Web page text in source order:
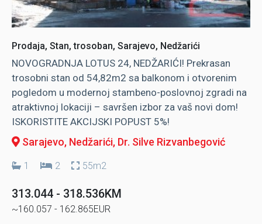
Prodaja, Stan, trosoban, Sarajevo, Nedžarići
NOVOGRADNJA LOTUS 24, NEDŽARIĆI! Prekrasan
trosobni stan od 54,82m2 sa balkonom i otvorenim
pogledom u modernoj stambeno-poslovnoj zgradi na
atraktivnoj lokaciji – savršen izbor za vaš novi dom!
ISKORISTITE AKCIJSKI POPUST 5%!
Sarajevo, Nedžarići, Dr. Silve Rizvanbegović
1 2 55m2
313.044 - 318.536KM
~160.057 - 162.865EUR